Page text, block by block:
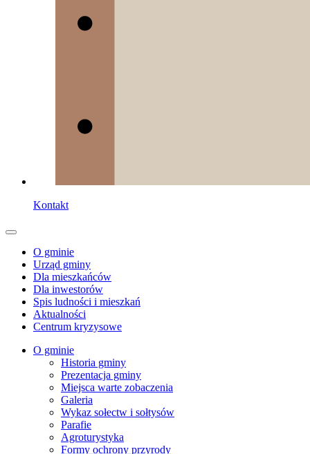
Kontakt
O gminie
Urząd gminy
Dla mieszkańców
Dla inwestorów
Spis ludności i mieszkań
Aktualności
Centrum kryzysowe
O gminie
Historia gminy
Prezentacja gminy
Miejsca warte zobaczenia
Galeria
Wykaz sołectw i sołtysów
Parafie
Agroturystyka
Formy ochrony przyrody